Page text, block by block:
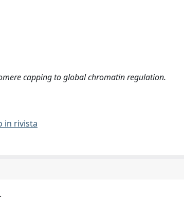
capping to global chromatin regulation.
in rivista